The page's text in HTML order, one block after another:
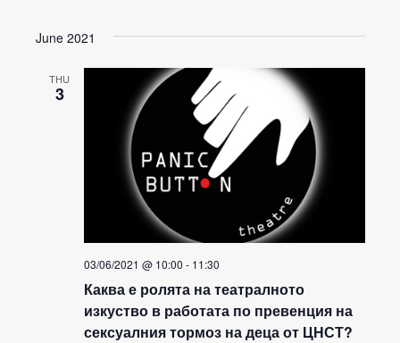
June 2021
THU
3
Каква е ролята на театралното
изкуство в работата по превенция на
сексуалния тормоз на деца от ЦНСТ?
03/06/2021 @ 10:00 - 11:30